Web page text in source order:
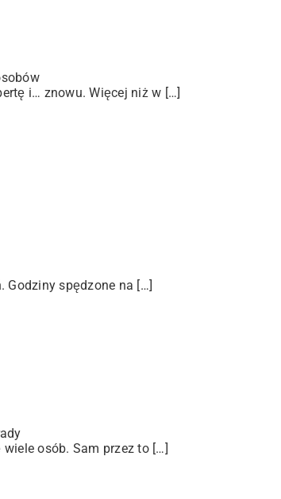
i… znowu. Więcej niż w […]
Godziny spędzone na […]
osób. Sam przez to […]